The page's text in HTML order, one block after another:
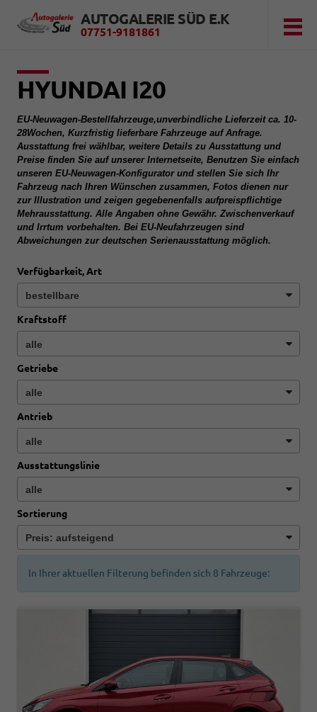
AUTOGALERIE SÜD E.K
07751-9181861
HYUNDAI I20
EU-Neuwagen-Bestellfahrzeuge,unverbindliche Lieferzeit ca. 10-
28Wochen, Kurzfristig lieferbare Fahrzeuge auf Anfrage.
Ausstattung frei wählbar, weitere Details zu Ausstattung und
Preise finden Sie auf unserer Internetseite, Benutzen Sie einfach
unseren EU-Neuwagen-Konfigurator und stellen Sie sich Ihr
Fahrzeug nach Ihren Wünschen zusammen, Fotos dienen nur
zur Illustration und zeigen gegebenenfalls aufpreispflichtige
Mehrausstattung. Alle Angaben ohne Gewähr. Zwischenverkauf
und Irrtum vorbehalten. Bei EU-Neufahrzeugen sind
Abweichungen zur deutschen Serienausstattung möglich.
Verfügbarkeit, Art
Kraftstoff
Getriebe
Antrieb
Ausstattungslinie
Sortierung
In Ihrer aktuellen Filterung befinden sich 8 Fahrzeuge: